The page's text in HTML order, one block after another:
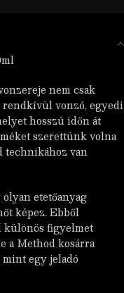
nem csak
vonzó, egyedi
hosszú időn át
szerettünk volna
technikához van
etetőanyag
képez. Ebből
különös figyelmet
a Method kosárra
egy jeladó